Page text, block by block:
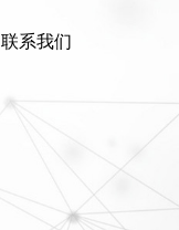
联系我们